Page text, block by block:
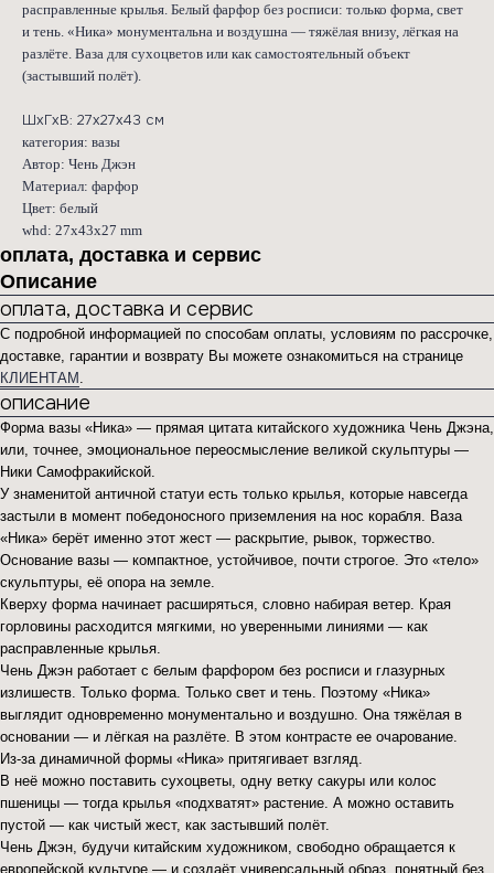
расправленные крылья. Белый фарфор без росписи: только форма, свет
и тень. «Ника» монументальна и воздушна — тяжёлая внизу, лёгкая на
разлёте. Ваза для сухоцветов или как самостоятельный объект
(застывший полёт).
ШхГхВ: 27х27х43 см
категория: вазы
Автор: Чень Джэн
Материал: фарфор
Цвет: белый
whd: 27x43x27 mm
оплата, доставка и сервис
Описание
оплата, доставка и сервис
С подробной информацией по способам оплаты, условиям по рассрочке,
доставке, гарантии и возврату Вы можете ознакомиться на странице
КЛИЕНТАМ .
описание
Форма вазы «Ника» — прямая цитата китайского художника Чень Джэна,
или, точнее, эмоциональное переосмысление великой скульптуры —
Ники Самофракийской.
У знаменитой античной статуи есть только крылья, которые навсегда
застыли в момент победоносного приземления на нос корабля. Ваза
«Ника» берёт именно этот жест — раскрытие, рывок, торжество.
Основание вазы — компактное, устойчивое, почти строгое. Это «тело»
скульптуры, её опора на земле.
Кверху форма начинает расширяться, словно набирая ветер. Края
горловины расходится мягкими, но уверенными линиями — как
расправленные крылья.
Чень Джэн работает с белым фарфором без росписи и глазурных
излишеств. Только форма. Только свет и тень. Поэтому «Ника»
выглядит одновременно монументально и воздушно. Она тяжёлая в
основании — и лёгкая на разлёте. В этом контрасте ее очарование.
Из-за динамичной формы «Ника» притягивает взгляд.
В неё можно поставить сухоцветы, одну ветку сакуры или колос
пшеницы — тогда крылья «подхватят» растение. А можно оставить
пустой — как чистый жест, как застывший полёт.
Чень Джэн, будучи китайским художником, свободно обращается к
европейской культуре — и создаёт универсальный образ, понятный без